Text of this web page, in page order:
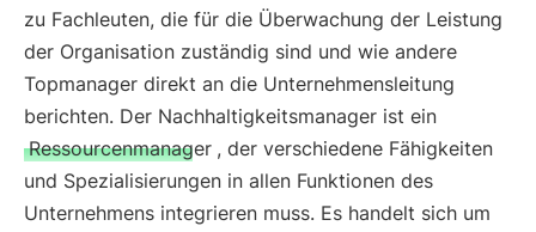
zu Fachleuten, die für die Überwachung der Leistung
der Organisation zuständig sind und wie andere
Topmanager direkt an die Unternehmensleitung
berichten. Der Nachhaltigkeitsmanager ist ein
Ressourcenmanager , der verschiedene Fähigkeiten
und Spezialisierungen in allen Funktionen des
Unternehmens integrieren muss. Es handelt sich um